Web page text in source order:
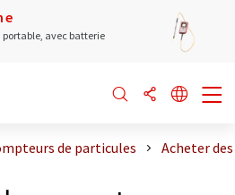
avec batterie
de particules Acheter